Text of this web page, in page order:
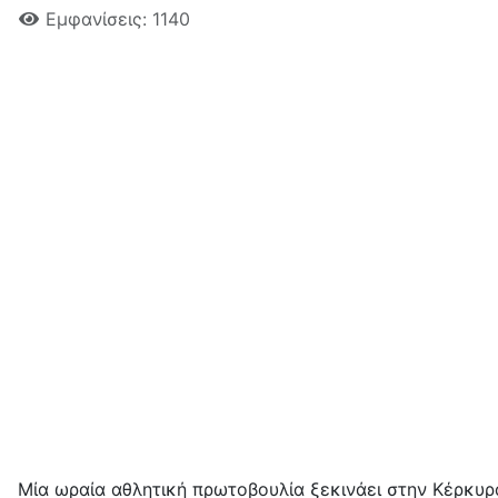
Εμφανίσεις: 1140
Μία ωραία αθλητική πρωτοβουλία ξεκινάει στην